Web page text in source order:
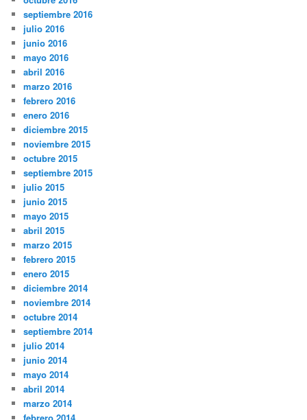
septiembre 2016
julio 2016
junio 2016
mayo 2016
abril 2016
marzo 2016
febrero 2016
enero 2016
diciembre 2015
noviembre 2015
octubre 2015
septiembre 2015
julio 2015
junio 2015
mayo 2015
abril 2015
marzo 2015
febrero 2015
enero 2015
diciembre 2014
noviembre 2014
octubre 2014
septiembre 2014
julio 2014
junio 2014
mayo 2014
abril 2014
marzo 2014